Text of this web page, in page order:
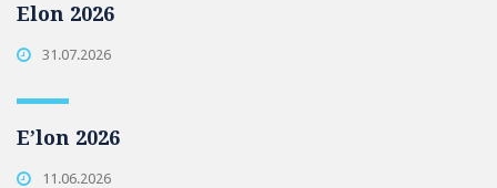
Elon 2026
31.07.2026
E’lon 2026
11.06.2026